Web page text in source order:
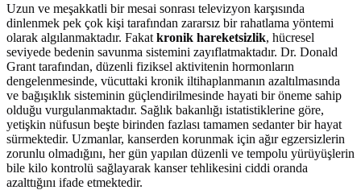
Uzun ve meşakkatli bir mesai sonrası televizyon karşısında
dinlenmek pek çok kişi tarafından zararsız bir rahatlama yöntemi
olarak algılanmaktadır. Fakat kronik hareketsizlik, hücresel
seviyede bedenin savunma sistemini zayıflatmaktadır. Dr. Donald
Grant tarafından, düzenli fiziksel aktivitenin hormonların
dengelenmesinde, vücuttaki kronik iltihaplanmanın azaltılmasında
ve bağışıklık sisteminin güçlendirilmesinde hayati bir öneme sahip
olduğu vurgulanmaktadır. Sağlık bakanlığı istatistiklerine göre,
yetişkin nüfusun beşte birinden fazlası tamamen sedanter bir hayat
sürmektedir. Uzmanlar, kanserden korunmak için ağır egzersizlerin
zorunlu olmadığını, her gün yapılan düzenli ve tempolu yürüyüşlerin
bile kilo kontrolü sağlayarak kanser tehlikesini ciddi oranda
azalttığını ifade etmektedir.